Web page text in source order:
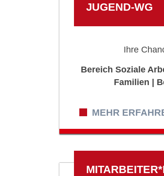
JUGEND-WG
Ihre
Bereich Soziale
Familien |
MEHR